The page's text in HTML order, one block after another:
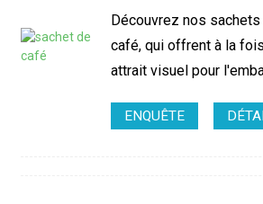
Découvrez nos
café, qui offrent à la
attrait visuel pour
ENQUÊTE